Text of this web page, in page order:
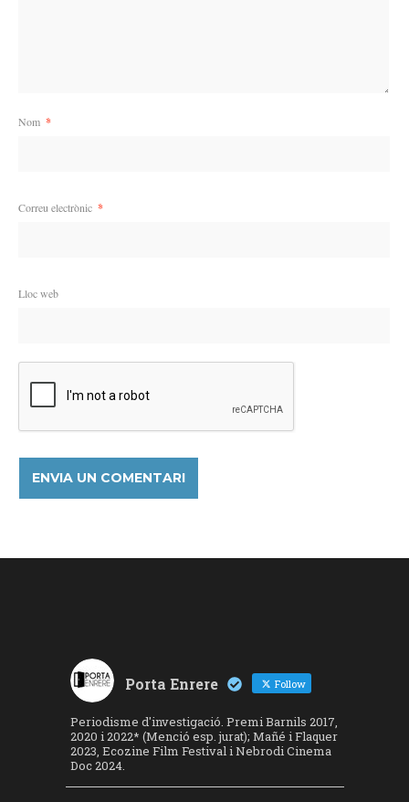
Nom *
Correu electrònic *
Lloc web
Porta Enrere Follow
Periodisme d'investigació. Premi Barnils 2017,
2020 i 2022* (Menció esp. jurat); Mañé i Flaquer
2023, Ecozine Film Festival i Nebrodi Cinema
Doc 2024.